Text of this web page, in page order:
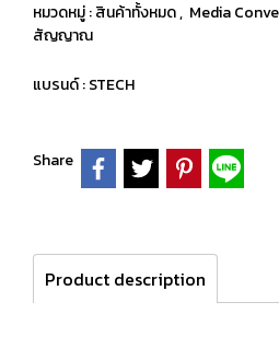
หมวดหมู่ :สินค้าทั้งหมด, Media
สัญญาณ
แบรนด์ :STECH
Share
Product description